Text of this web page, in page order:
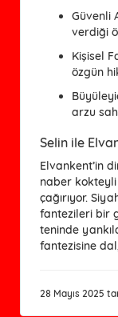
Güvenli
verdiği
Kişisel
özgün
arzu
Selin ile
Elvankent’in
naber kokteyli
çağırıyor.
fantezileri bir
teninde
fantezisine
28 Mayıs 2025